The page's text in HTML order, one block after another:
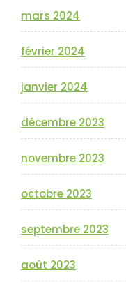
mars 2024
février 2024
janvier 2024
décembre 2023
novembre 2023
octobre 2023
septembre 2023
août 2023